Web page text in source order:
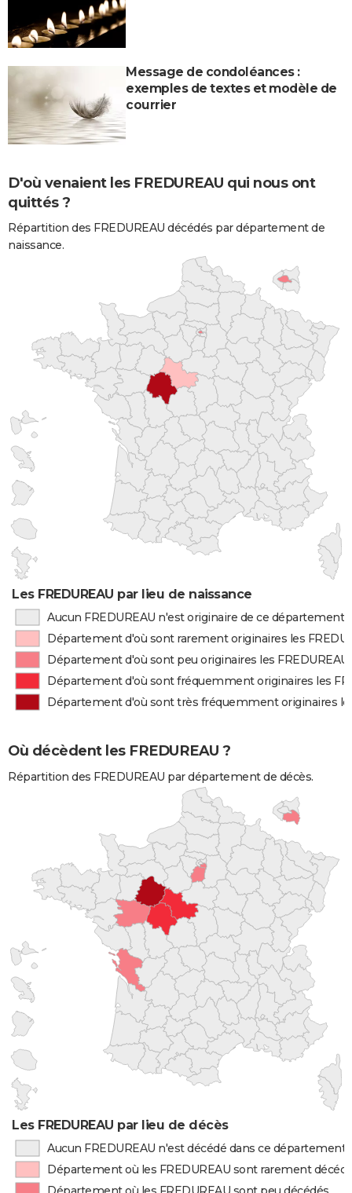
Message de condoléances :
exemples de textes et modèle de
courrier
D'où venaient les FREDUREAU qui nous ont
quittés ?
Répartition des FREDUREAU décédés par département de
naissance.
Les FREDUREAU par lieu de naissance
Aucun FREDUREAU n'est originaire de ce département
Département d'où sont rarement originaires les
Département d'où sont peu originaires les FREDUREAU
Département d'où sont fréquemment originaires les
Département d'où sont très fréquemment originaires
Où décèdent les FREDUREAU ?
Répartition des FREDUREAU par département de décès.
Les FREDUREAU par lieu de décès
Aucun FREDUREAU n'est décédé dans ce département
Département où les FREDUREAU sont rarement